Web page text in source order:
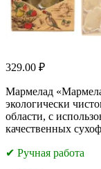
329.00 ₽
Мармелад
экологически
области, с
качественных
✔ Ручная работа